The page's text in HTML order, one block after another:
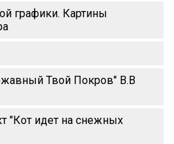
графики. Картины
Твой Покров" В.В
"Кот идет на снежных